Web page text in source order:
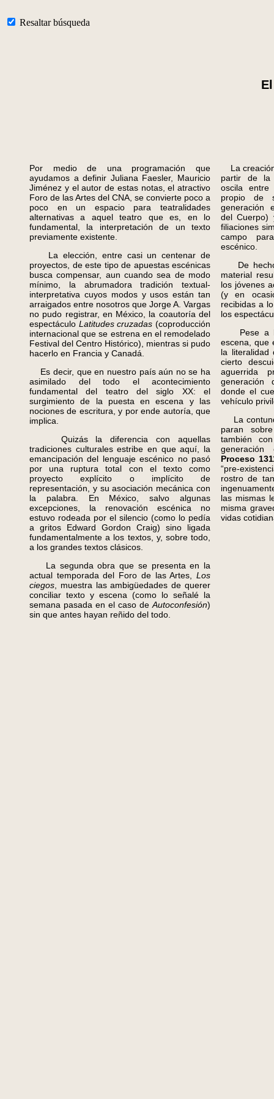
Resaltar búsqueda
Por medio de una programación que
ayudamos a definir Juliana Faesler, Mauricio
Jiménez y el autor de estas notas, el atractivo
Foro de las Artes del CNA, se convierte poco a
poco en un espacio para teatralidades
alternativas a aquel teatro que es, en lo
fundamental, la interpretación de un texto
previamente existente.
La elección, entre casi un centenar de
proyectos, de este tipo de apuestas escénicas
busca compensar, aun cuando sea de modo
mínimo, la abrumadora tradición textual-
interpretativa cuyos modos y usos están tan
arraigados entre nosotros que Jorge A. Vargas
no pudo registrar, en México, la coautoría del
espectáculo Latitudes cruzadas(coproducción
internacional que se estrena en el remodelado
Festival del Centro Histórico), mientras si pudo
hacerlo en Francia y Canadá.
Es decir, que en nuestro país aún no se ha
asimilado del todo el acontecimiento
fundamental del teatro del siglo XX: el
surgimiento de la puesta en escena y las
nociones de escritura, y por ende autoría, que
implica.
Quizás la diferencia con aquellas
tradiciones culturales estribe en que aquí, la
emancipación del lenguaje escénico no pasó
por una ruptura total con el texto como
proyecto explícito o implícito de
representación, y su asociación mecánica con
la palabra. En México, salvo algunas
excepciones, la renovación escénica no
estuvo rodeada por el silencio (como lo pedía
a gritos Edward Gordon Craig) sino ligada
fundamentalmente a los textos, y, sobre todo,
a los grandes textos clásicos.
La segunda obra que se presenta en la
actual temporada del Foro de las Artes, Los
ciegos , muestra las ambigüedades de querer
conciliar texto y escena (como lo señalé la
semana pasada en el caso de Autoconfesión)
sin que antes hayan reñido del todo.
La
partir de la
oscila
propio de
generación
del Cuerpo)
filiaciones
campo
escénico.
De hecho,
material
los jóvenes
(y en
recibidas a
los
Pese a
escena, que
la literalidad
cierto
aguerrida
generación
donde el
vehículo
La
paran
también
Proceso
“pre-
rostro de
las mismas
misma
vidas